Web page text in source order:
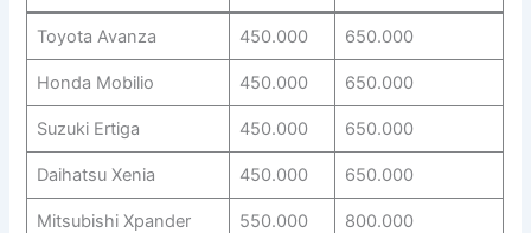
Toyota Avanza 450.000 650.000
Honda Mobilio 450.000 650.000
Suzuki Ertiga 450.000 650.000
Daihatsu Xenia 450.000 650.000
Mitsubishi Xpander 550.000 800.000